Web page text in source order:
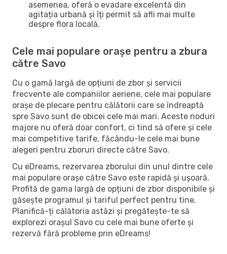
asemenea, oferă o evadare excelentă din
agitația urbană și îți permit să afli mai multe
despre flora locală.
Cele mai populare orașe pentru a zbura
către Savo
Cu o gamă largă de opțiuni de zbor și servicii
frecvente ale companiilor aeriene, cele mai populare
orașe de plecare pentru călătorii care se îndreaptă
spre Savo sunt de obicei cele mai mari. Aceste noduri
majore nu oferă doar confort, ci tind să ofere și cele
mai competitive tarife, făcându-le cele mai bune
alegeri pentru zboruri directe către Savo.
Cu eDreams, rezervarea zborului din unul dintre cele
mai populare orașe către Savo este rapidă și ușoară.
Profită de gama largă de opțiuni de zbor disponibile și
găsește programul și tariful perfect pentru tine.
Planifică-ți călătoria astăzi și pregătește-te să
explorezi orașul Savo cu cele mai bune oferte și
rezervă fără probleme prin eDreams!